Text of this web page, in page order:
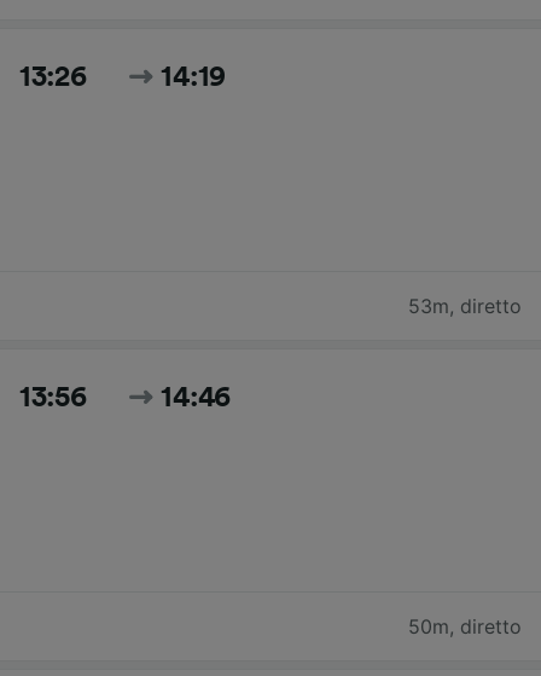
13:26 14:19
53m, diretto
13:56 14:46
50m, diretto